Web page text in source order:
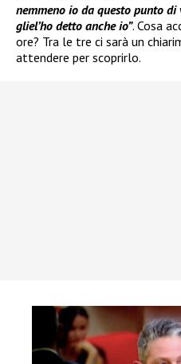
nemmeno io da questo punto di
gliel’ho detto anche io”. Cosa
ore? Tra le tre ci sarà un
attendere per scoprirlo.